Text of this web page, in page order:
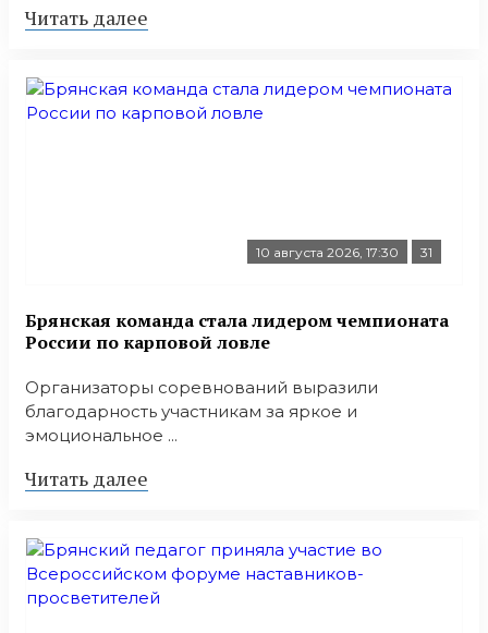
Читать далее
10 августа 2026, 17:30 31
Брянская команда стала лидером чемпионата
России по карповой ловле
Организаторы соревнований выразили
благодарность участникам за яркое и
эмоциональное ...
Читать далее